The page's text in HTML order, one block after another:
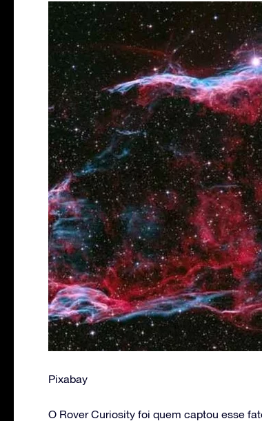
Pixabay
O Rover Curiosity foi quem captou esse